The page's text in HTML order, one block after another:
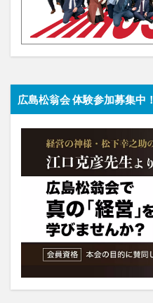
広島松翁会 体験参加募集中！